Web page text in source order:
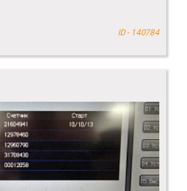
ID - 140784